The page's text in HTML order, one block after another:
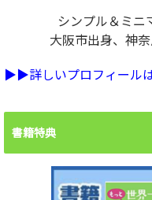
シンプル＆ミニ
大阪市出身、神
▶︎▶︎詳しいプロフィール
書籍特典